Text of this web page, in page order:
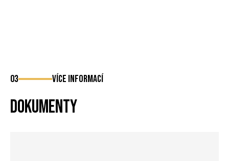
03 více informací
Dokumenty